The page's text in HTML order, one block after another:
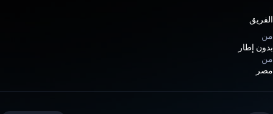
الفريق
من
بدون إطار
من
مصر